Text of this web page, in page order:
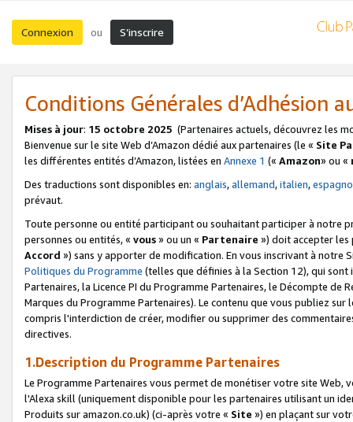
Connexion ou S’inscrire
Conditions Générales d’Adhésion
Mises à jour: 15 octobre 2025 (Partenaires actuels, découvrez les
Bienvenue sur le site Web d’Amazon dédié aux partenaires (le « Site
les différentes entités d’Amazon, listées en Annexe 1 (« Amazon» ou «
Des traductions sont disponibles en: anglais,allemand,italien,
prévaut.
Toute personne ou entité participant ou souhaitant participer à notre
personnes ou entités, « vous» ou un « Partenaire ») doit accepter les
Accord ») sans y apporter de modification. En vous inscrivant à notre
Politiques du Programme (telles que définies à la Section 12), qui
Partenaires, la Licence PI du Programme Partenaires, le Décompte de
Marques du Programme Partenaires). Le contenu que vous publiez
compris l'interdiction de créer, modifier ou supprimer des
directives.
1.Description du Programme Partenaires
Le Programme Partenaires vous permet de monétiser votre site Web,
l'Alexa skill (uniquement disponible pour les partenaires utilisant un
Produits sur amazon.co.uk) (ci-après votre « Site ») en plaçant sur